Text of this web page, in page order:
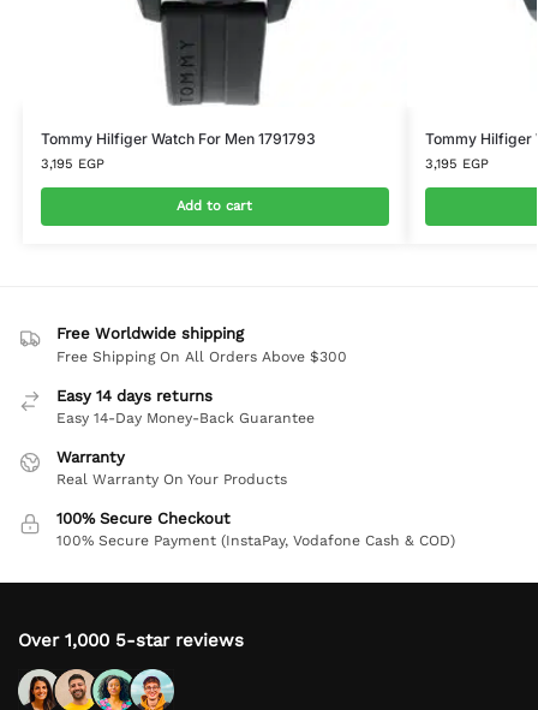
Tommy Hilfiger Watch For Men 1791793
3,195 EGP
Add to cart
Tommy Hilfiger
3,195 EGP
Free Worldwide shipping
Free Shipping On All Orders Above $300
Easy 14 days returns
Easy 14-Day Money-Back Guarantee
Warranty
Real Warranty On Your Products
100% Secure Checkout
100% Secure Payment (InstaPay, Vodafone Cash & COD)
Over 1,000 5-star reviews